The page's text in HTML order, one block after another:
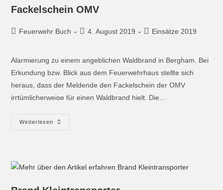
Fackelschein OMV
Feuerwehr Buch 4. August 2019 Einsätze 2019
Alarmierung zu einem angeblichen Waldbrand in Bergham. Bei
Erkundung bzw. Blick aus dem Feuerwehrhaus stellte sich
heraus, dass der Meldende den Fackelschein der OMV
irrtümlicherweise für einen Waldbrand hielt. Die…
Weiterlesen